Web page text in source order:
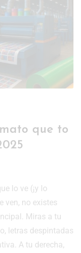
que to
lo ve (¡y lo
ven, no existes
Miras a tu
letras despintadas
A tu derecha,